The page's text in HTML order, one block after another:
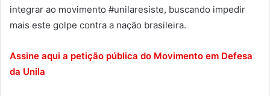
integrar ao movimento #unilaresiste, buscando impedir
mais este golpe contra a nação brasileira.
Assine aqui a petição pública do Movimento em Defesa
da Unila